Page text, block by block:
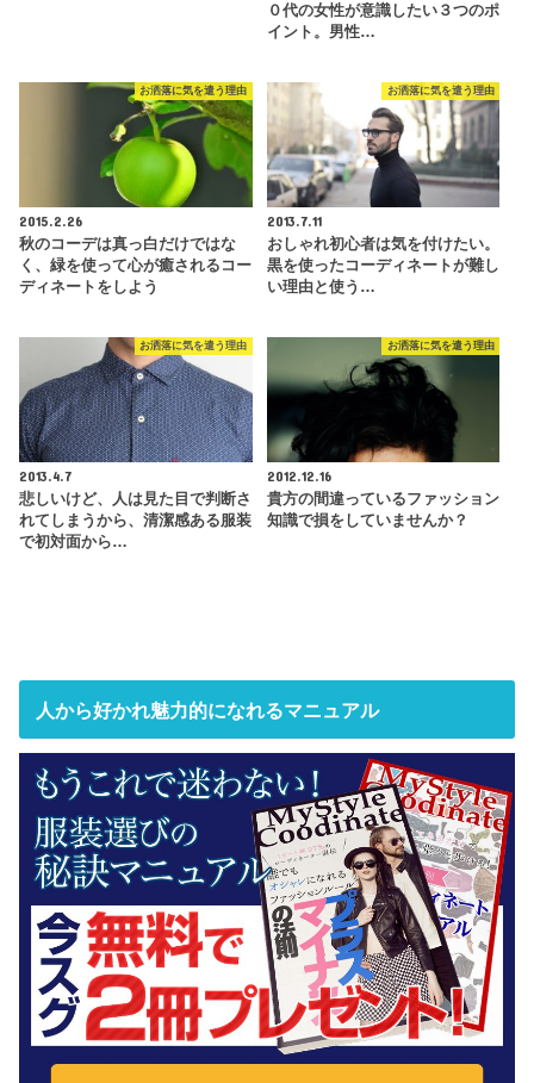
０代の女性が意識したい３つのポ
イント。男性…
お洒落に気を遣う理由
2015.2.26
秋のコーデは真っ白だけではな
く、緑を使って心が癒されるコー
ディネートをしよう
お洒落に気を遣う理由
2013.7.11
おしゃれ初心者は気を付けたい。
黒を使ったコーディネートが難し
い理由と使う…
お洒落に気を遣う理由
2013.4.7
悲しいけど、人は見た目で判断さ
れてしまうから、清潔感ある服装
で初対面から…
お洒落に気を遣う理由
2012.12.16
貴方の間違っているファッション
知識で損をしていませんか？
人から好かれ魅力的になれるマニュアル